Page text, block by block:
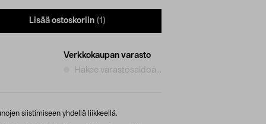
Lisää ostoskoriin (1)
Verkkokaupan varasto
Hakee varastosaldoa...
siistimiseen yhdellä liikkeellä.